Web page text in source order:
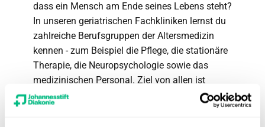
dass ein Mensch am Ende seines Lebens steht?
In unseren geriatrischen Fachkliniken lernst du
zahlreiche Berufsgruppen der Altersmedizin
kennen - zum Beispiel die Pflege, die stationäre
Therapie, die Neuropsychologie sowie das
medizinischen Personal. Ziel von allen ist
es, ältere Menschen auf dem Weg in ein